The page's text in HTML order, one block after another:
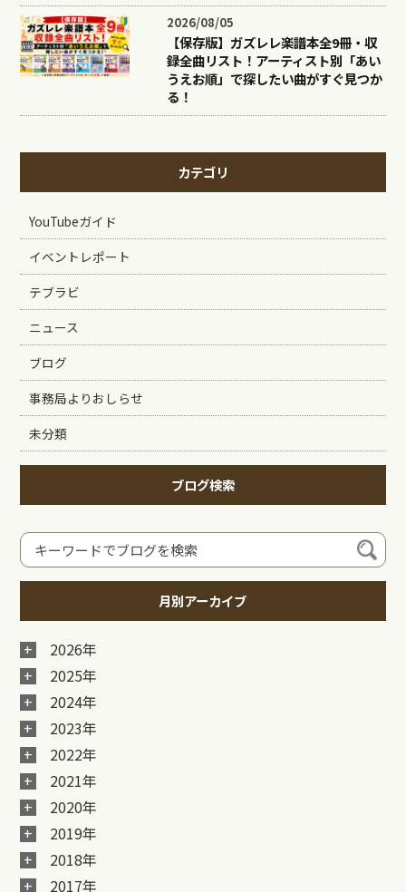
2026/08/05
【保存版】ガズレレ楽譜本全9冊・収
録全曲リスト！アーティスト別「あい
うえお順」で探したい曲がすぐ見つか
る！
カテゴリ
YouTubeガイド
イベントレポート
テブラビ
ニュース
ブログ
事務局よりおしらせ
未分類
ブログ検索
月別アーカイブ
2026年
2025年
2024年
2023年
2022年
2021年
2020年
2019年
2018年
2017年